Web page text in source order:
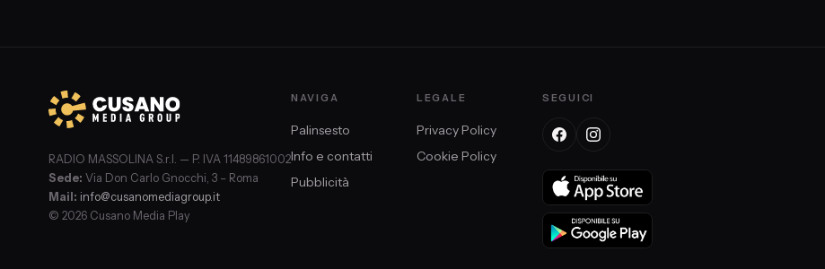
RADIO MASSOLINA S.r.l. — P. IVA 11489861002
Sede: Via Don Carlo Gnocchi, 3 – Roma
Mail: info@cusanomediagroup.it
© 2026 Cusano Media Play
NAVIGA
Palinsesto
Info e contatti
Pubblicità
LEGALE
Privacy Policy
Cookie Policy
SEGUICI